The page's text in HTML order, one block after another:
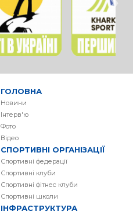
ГОЛОВНА
Новини
Інтерв'ю
Фото
Вiдео
СПОРТИВНІ ОРГАНІЗАЦІЇ
Спортивні федерації
Спортивні клуби
Спортивні фітнес клуби
Спортивні школи
ІНФРАСТРУКТУРА